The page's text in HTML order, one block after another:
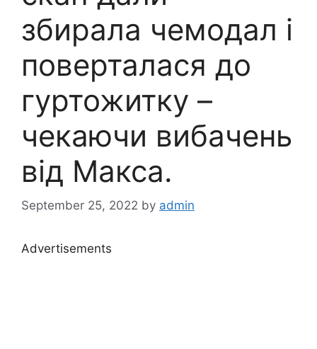
збирала чемодал і
поверталася до
гуртожитку –
чекаючи вибачень
від Макса.
September 25, 2022 by admin
Advertisements